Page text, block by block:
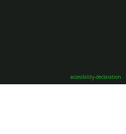
accesibility-declaration